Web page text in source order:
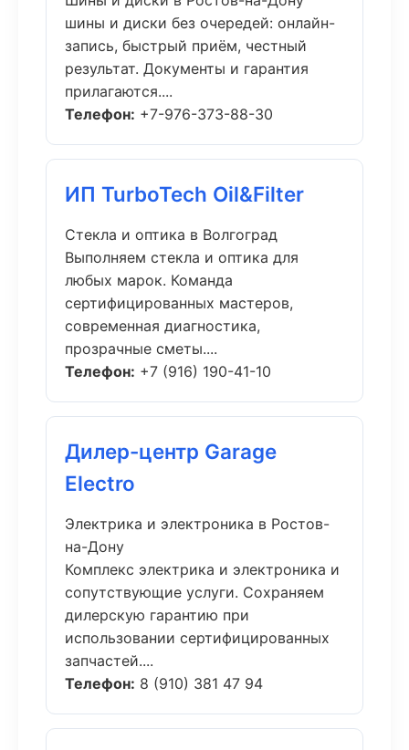
шины и диски без очередей: онлайн-
запись, быстрый приём, честный
результат. Документы и гарантия
прилагаются....
Телефон: +7-976-373-88-30
ИП TurboTech Oil&Filter
Стекла и оптика в Волгоград
Выполняем стекла и оптика для
любых марок. Команда
сертифицированных мастеров,
современная диагностика,
прозрачные сметы....
Телефон: +7 (916) 190-41-10
Дилер-центр Garage
Electro
Электрика и электроника в Ростов-
на-Дону
Комплекс электрика и электроника и
сопутствующие услуги. Сохраняем
дилерскую гарантию при
использовании сертифицированных
запчастей....
Телефон: 8 (910) 381 47 94